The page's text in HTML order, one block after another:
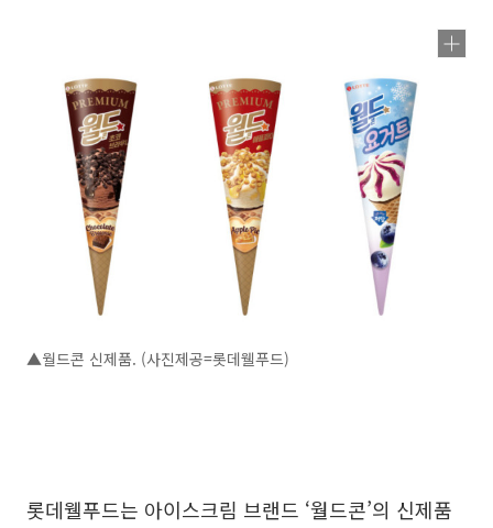
▲월드콘 신제품. (사진제공=롯데웰푸드)
롯데웰푸드는 아이스크림 브랜드 ‘월드콘’의 신제품